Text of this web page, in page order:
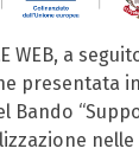
WEB, a
presentata
Bando